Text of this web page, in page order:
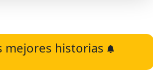
mejores historias